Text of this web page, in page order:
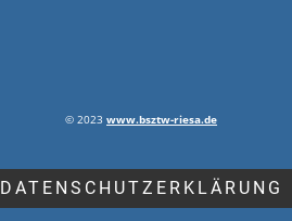
© 2023 www.bsztw-riesa.de
DATENSCHUTZERKLÄRUNG